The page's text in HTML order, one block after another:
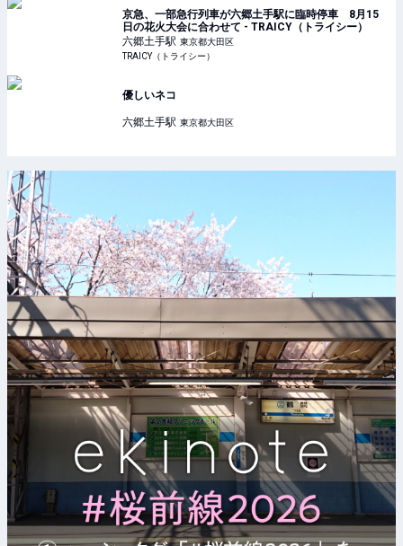
京急、一部急行列車が六郷土手駅に臨時停車 8月15
日の花火大会に合わせて - TRAICY（トライシー）
六郷土手駅 東京都大田区
TRAICY（トライシー）
優しいネコ
六郷土手駅 東京都大田区